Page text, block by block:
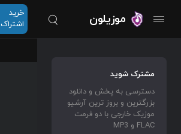
موزیلون
خرید
اشتراک
مشترک شوید
دسترسی به پخش و دانلود
بزرگترین و بروز ترین آرشیو
موزیک خارجی با دو فرمت
FLAC و MP3
Love
seeker
JO1